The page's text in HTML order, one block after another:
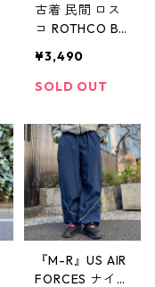
古着 民間 ロス
コ ROTHCO BD
ミリタリー シ
ティカモ マル
ズ表記：S-REG
ULAR gd8238
4
¥3,490
SOLD OUT
『M-R』US AIR
FORCES ナイロ